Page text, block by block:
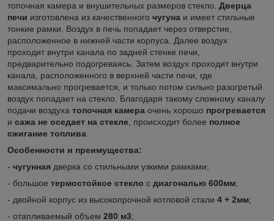
топочная камера и внушительных размеров стекло. Дверца
печи изготовлена из качественного чугуна и имеет стильные
тонкие рамки. Воздух в печь попадает через отверстие,
расположенное в нижней части корпуса. Далее воздух
проходит внутри канала по задней стенке печи,
предварительно подогреваясь. Затем воздух проходит внутри
канала, расположенного в верхней части печи, где
максимально прогревается, и только потом сильно разогретый
воздух попадает на стекло. Благодаря такому сложному каналу
подачи воздуха топочная камера очень хорошо прогревается
и сажа не оседает на стекле, происходит более полное
сжигание топлива.
Особенности и преимущества:
- чугунная дверка со стильными узкими рамками;
- большое термостойкое стекло с диагональю 600мм;
- двойной корпус из высокопрочной котловой стали 4 + 2мм;
- отапливаемый объем 280 м3;